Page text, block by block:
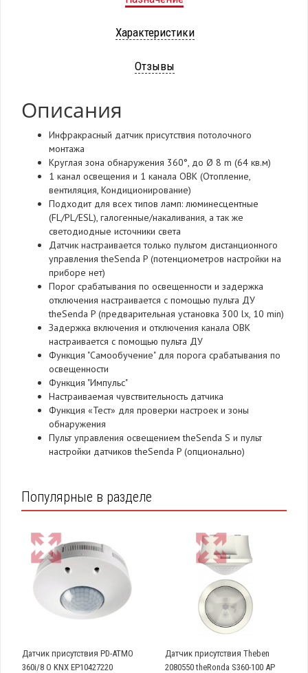
Характеристики
Отзывы
Описания
Инфракрасный датчик присутствия потолочного
монтажа
Круглая зона обнаружения 360°, до Ø 8 m (64 кв.м)
1 канал освещения и 1 канала ОВК (Отопление,
вентиляция, Кондиционирование)
Подходит для всех типов ламп: люминесцентные
(FL/PL/ESL), галогенные/накаливания, а так же
светодиодные источники света
Датчик настраивается только пультом дистанционного
управления theSenda P (потенциометров настройки на
приборе нет)
Порог срабатывания по освещенности и задержка
отключения настраивается с помощью пульта ДУ
theSenda P (предварительная установка 300 lx, 10 min)
Задержка включения и отключения канала ОВК
настраивается с помощью пульта ДУ
Функция "Самообучение" для порога срабатывания по
освещенности
Функция "Импульс"
Настраиваемая чувствительность датчика
Функция «Тест» для проверки настроек и зоны
обнаружения
Пульт управления освещением theSenda S и пульт
настройки датчиков theSenda P (опционально)
Популярные в разделе
Датчик присутствия PD-ATMO
360i/8 O KNX EP10427220
Датчик присутствия Theben
2080550 theRonda S360-100 AP